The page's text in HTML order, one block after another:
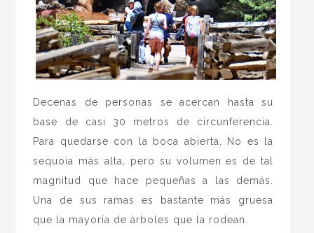
Decenas de personas se acercan hasta su
base de casi 30 metros de circunferencia.
Para quedarse con la boca abierta. No es la
sequoia más alta, pero su volumen es de tal
magnitud que hace pequeñas a las demás.
Una de sus ramas es bastante más gruesa
que la mayoría de árboles que la rodean.